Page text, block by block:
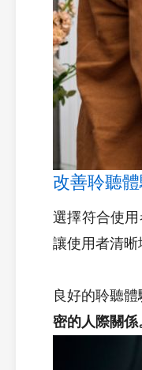
改善聆聽
選擇符合使
讓使用者清晰
良好的聆聽
密的人際關係